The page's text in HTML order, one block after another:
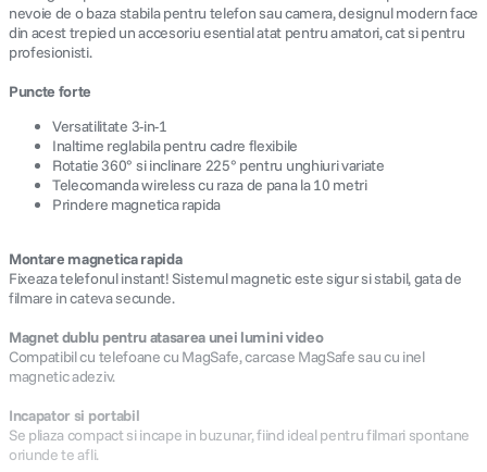
nevoie de o baza stabila pentru telefon sau camera, designul modern face
din acest trepied un accesoriu esential atat pentru amatori, cat si pentru
profesionisti.
Puncte forte
Versatilitate 3-in-1
Inaltime reglabila pentru cadre flexibile
Rotatie 360° si inclinare 225° pentru unghiuri variate
Telecomanda wireless cu raza de pana la 10 metri
Prindere magnetica rapida
Montare magnetica rapida
Fixeaza telefonul instant! Sistemul magnetic este sigur si stabil, gata de
filmare in cateva secunde.
Magnet dublu pentru atasarea unei lumini video
Compatibil cu telefoane cu MagSafe, carcase MagSafe sau cu inel
magnetic adeziv.
Incapator si portabil
Se pliaza compact si incape in buzunar, fiind ideal pentru filmari spontane
oriunde te afli.